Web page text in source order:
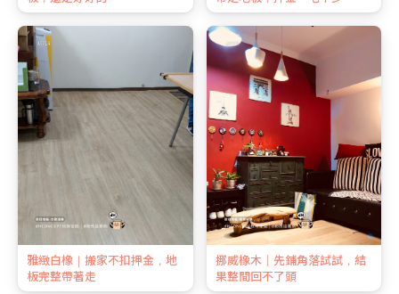
雅緻白橡｜搬家不扣押金，地
板完整帶著走
挪威橡木｜先鋪角落試試，結
果整間回不了頭